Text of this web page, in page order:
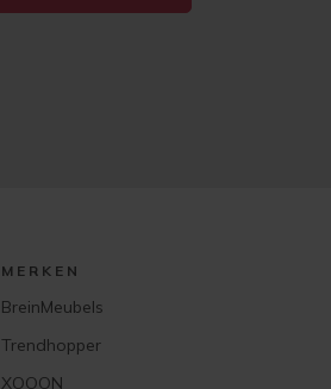
MERKEN
BreinMeubels
Trendhopper
XOOON